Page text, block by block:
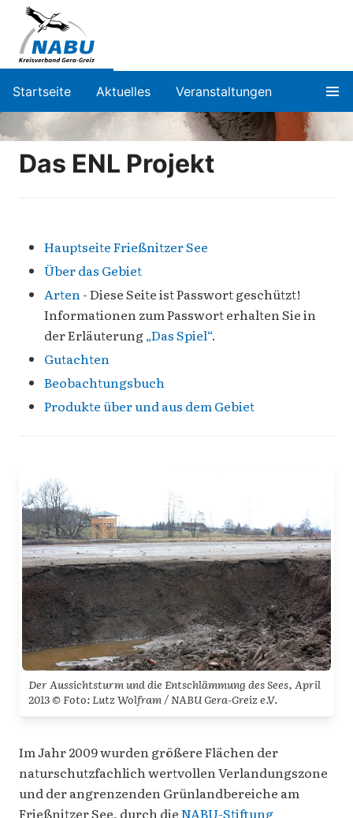
Startseite Aktuelles Veranstaltungen
Das ENL Projekt
Hauptseite Frießnitzer See
Über das Gebiet
Arten - Diese Seite ist Passwort geschützt!
Informationen zum Passwort erhalten Sie in
der Erläuterung„Das Spiel“.
Gutachten
Beobachtungsbuch
Produkte über und aus dem Gebiet
Der Aussichtsturm und die Entschlämmung des Sees, April
2013 © Foto: Lutz Wolfram / NABU Gera-Greiz e.V.
Im Jahr 2009 wurden größere Flächen der
naturschutzfachlich wertvollen Verlandungszone
und der angrenzenden Grünlandbereiche am
Frießnitzer See, durch dieNABU-Stiftung